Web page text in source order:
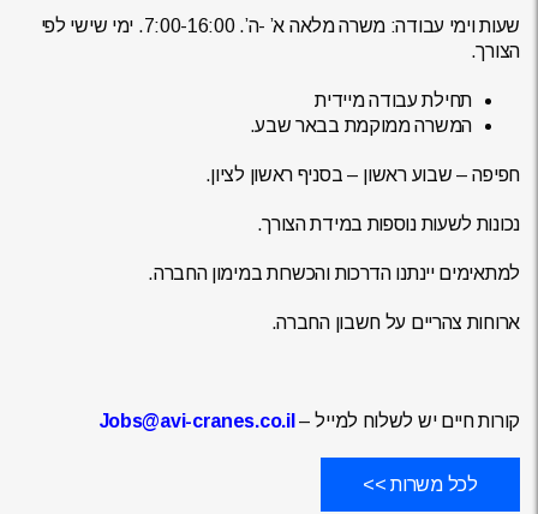
שעות וימי עבודה: משרה מלאה א’ -ה’. 7:00-16:00. ימי שישי לפי
הצורך.
תחילת עבודה מיידית
המשרה ממוקמת בבאר שבע.
חפיפה – שבוע ראשון – בסניף ראשון לציון.
נכונות לשעות נוספות במידת הצורך.
למתאימים יינתנו הדרכות והכשרות במימון החברה.
ארוחות צהריים על חשבון החברה.
קורות חיים יש לשלוח למייל – Jobs@avi-cranes.co.il
לכל משרות >>